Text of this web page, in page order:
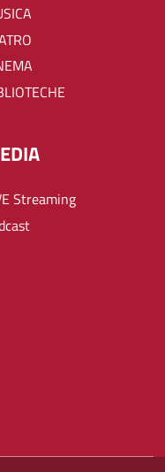
Streaming